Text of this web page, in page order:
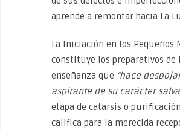
aprende a remontar hacia La
La Iniciación en los Pequeños
constituye los preparativos de
enseñanza que “hace
aspirante de su carácter
etapa de catarsis o
califica para la merecida